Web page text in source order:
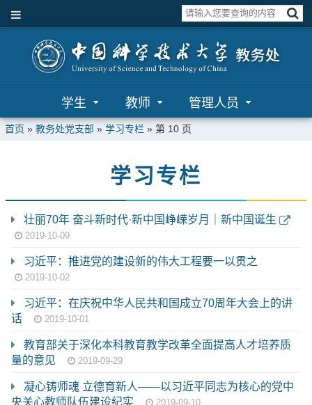
学生 教师 管理人员
首页 » 教务处党支部 » 学习专栏 » 第 10 页
学习专栏
壮丽70年 奋斗新时代·新中国峥嵘岁月｜新中国诞生
2019-10-09
习近平：推进党的建设新的伟大工程要一以贯之
2019-10-02
习近平：在庆祝中华人民共和国成立70周年大会上的讲
话
2019-10-01
教育部关于深化本科教育教学改革全面提高人才培养质
量的意见
2019-09-29
凝心铸师魂 立德育新人——以习近平同志为核心的党中
央关心教师队伍建设纪实
2019-09-10